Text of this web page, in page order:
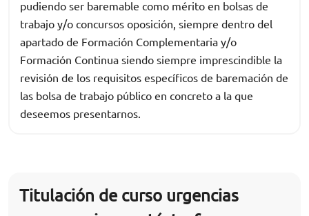
pudiendo ser baremable como mérito en bolsas de
trabajo y/o concursos oposición, siempre dentro del
apartado de Formación Complementaria y/o
Formación Continua siendo siempre imprescindible la
revisión de los requisitos específicos de baremación de
las bolsa de trabajo público en concreto a la que
deseemos presentarnos.
Titulación de curso urgencias